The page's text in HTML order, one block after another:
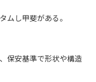
ムし甲斐がある。
保安基準で形状や構造